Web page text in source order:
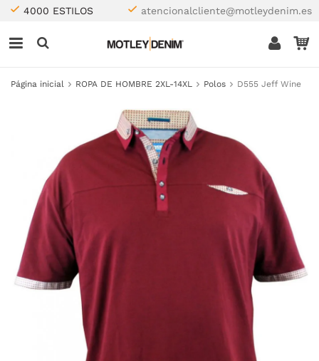
4000 ESTILOS atencionalcliente@motleydenim.es
Página inicial ROPA DE HOMBRE 2XL-14XL Polos D555 Jeff Wine